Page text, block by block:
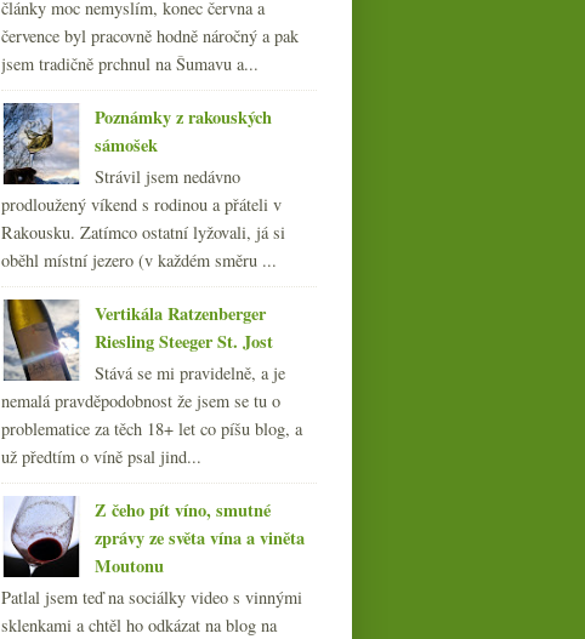
články moc nemyslím, konec června a
července byl pracovně hodně náročný a pak
jsem tradičně prchnul na Šumavu a...
Poznámky z rakouských
sámošek
Strávil jsem nedávno
prodloužený víkend s rodinou a přáteli v
Rakousku. Zatímco ostatní lyžovali, já si
oběhl místní jezero (v každém směru ...
Vertikála Ratzenberger
Riesling Steeger St. Jost
Stává se mi pravidelně, a je
nemalá pravděpodobnost že jsem se tu o
problematice za těch 18+ let co píšu blog, a
už předtím o víně psal jind...
Z čeho pít víno, smutné
zprávy ze světa vína a viněta
Moutonu
Patlal jsem teď na sociálky video s vinnými
sklenkami a chtěl ho odkázat na blog na